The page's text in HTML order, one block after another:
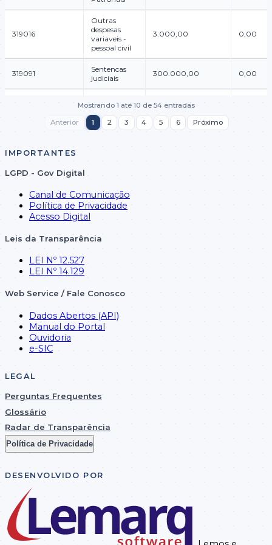
319016
Outras
despesas
variaveis -
pessoal civil
3.000,00 0,00
319091
Sentencas
judiciais
300.000,00 0,00
exercicios
anteriores
55.000,00
32
Mostrando 1 até 10 de 54 entradas
Anterior 1 2 3 4 5 6 Próximo
IMPORTANTES
LGPD - Gov Digital
Canal de Comunicação
Política de Privacidade
Acesso Digital
Leis da Transparência
LEI Nº 12.527
LEI Nº 14.129
Web Service / Fale Conosco
Dados Abertos (API)
Manual do Portal
Ouvidoria
e-SIC
LEGAL
Perguntas Frequentes
Glossário
Radar de Transparência
Política de Privacidade
DESENVOLVIDO POR